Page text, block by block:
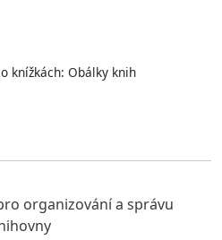
knížkách: Obálky knih
organizování a správu